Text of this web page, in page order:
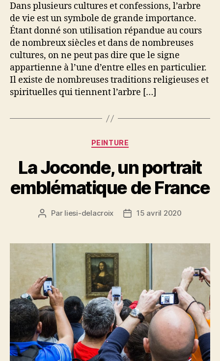
Dans plusieurs cultures et confessions, l’arbre
de vie est un symbole de grande importance.
Étant donné son utilisation répandue au cours
de nombreux siècles et dans de nombreuses
cultures, on ne peut pas dire que le signe
appartienne à l’une d’entre elles en particulier.
Il existe de nombreuses traditions religieuses et
spirituelles qui tiennent l’arbre […]
Catégories
PEINTURE
La Joconde, un portrait
emblématique de France
Auteur
Par liesi-delacroix
Date15 avril 2020